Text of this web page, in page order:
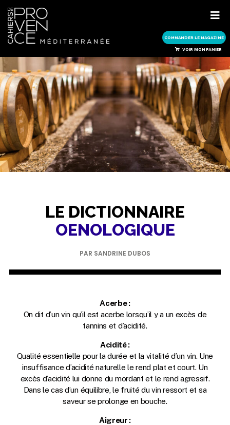
COMMANDER LE MAGAZINE
VOIR MON PANIER
LE DICTIONNAIRE
OENOLOGIQUE
PAR SANDRINE DUBOS
Acerbe :
On dit d’un vin qu’il est acerbe lorsqu’il y a un excès de
tannins et d’acidité.
Acidité :
Qualité essentielle pour la durée et la vitalité d’un vin. Une
insuffisance d’acidité naturelle le rend plat et court. Un
excès d’acidité lui donne du mordant et le rend agressif.
Dans le cas d’un équilibre, le fruité du vin ressort et sa
saveur se prolonge en bouche.
Aigreur :